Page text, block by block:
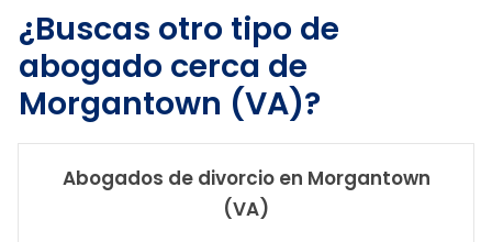
¿Buscas otro tipo de
abogado cerca de
Morgantown (VA)?
Abogados de divorcio en Morgantown
(VA)